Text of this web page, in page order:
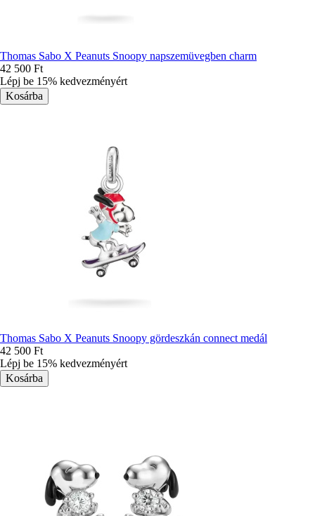
Thomas Sabo X Peanuts Snoopy napszemüvegben charm
42 500 Ft
Lépj be 15% kedvezményért
Thomas Sabo X Peanuts Snoopy gördeszkán connect medál
42 500 Ft
Lépj be 15% kedvezményért